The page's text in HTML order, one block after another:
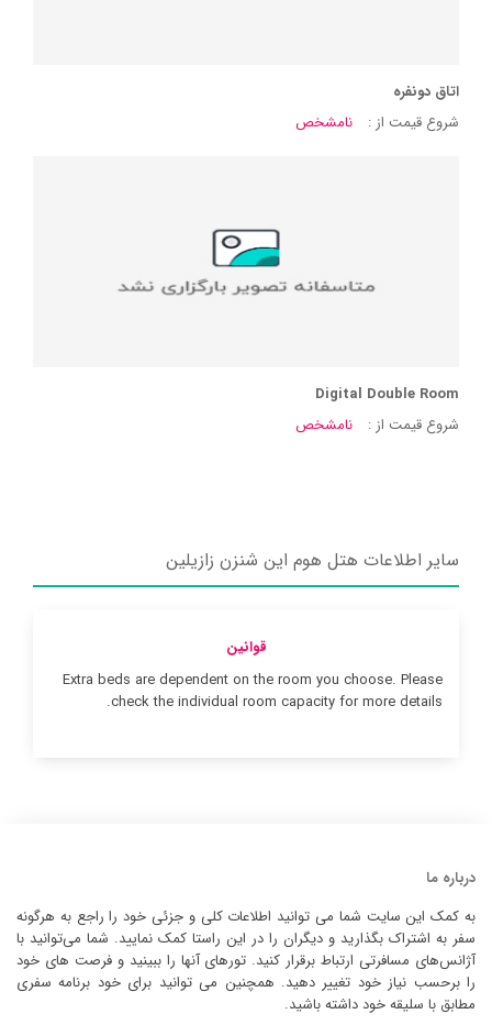
اتاق دونفره
شروع قیمت از :
نامشخص
Digital Double Room
شروع قیمت از :
نامشخص
سایر اطلاعات هتل هوم این شنزن زازیلین
قوانین
Extra beds are dependent on the room you choose. Please
check the individual room capacity for more details.
درباره ما
به کمک این سایت شما می توانید اطلاعات کلی و جزئی خود را راجع به هرگونه
سفر به اشتراک بگذارید و دیگران را در این راستا کمک نمایید. شما می‌توانید با
آژانس‌های مسافرتی ارتباط برقرار کنید. تورهای آنها را ببینید و فرصت های خود
را برحسب نیاز خود تغییر دهید. همچنین می توانید برای خود برنامه سفری
مطابق با سلیقه خود داشته باشید.